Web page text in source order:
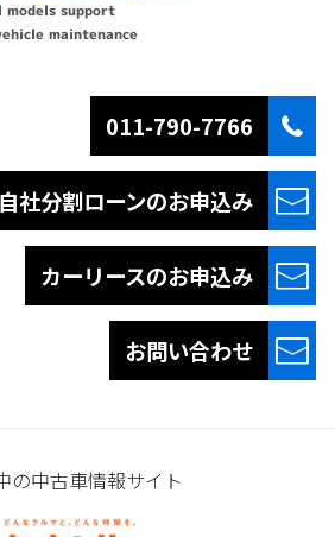
models support
maintenance
011-790-7766
自社分割ローンのお申込み
カーリースのお申込み
お問い合わせ
の中古車情報サイト